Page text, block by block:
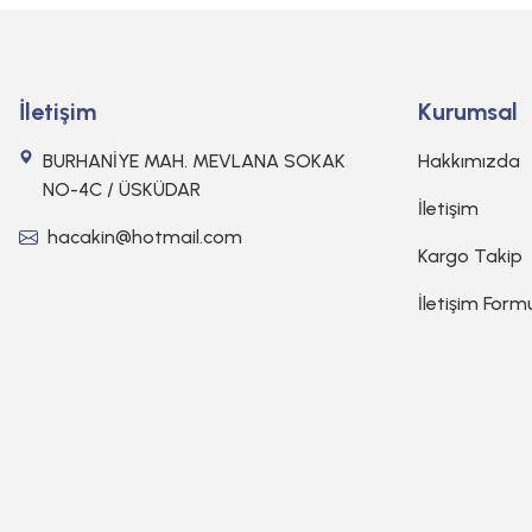
İletişim
BURHANİYE MAH. MEVLANA SOKAK
NO-4C / ÜSKÜDAR
hacakin@hotmail.com
Kurumsal
Hakkımızda
İletişim
Kargo Takip
İletişim